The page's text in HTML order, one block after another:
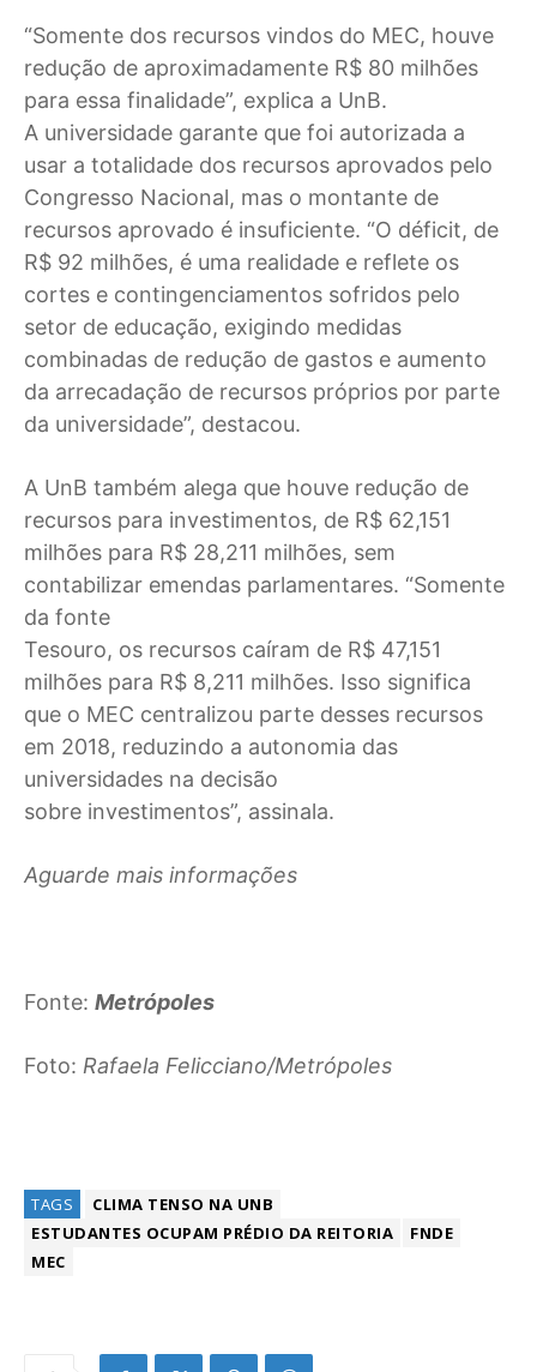
“Somente dos recursos vindos do MEC, houve
redução de aproximadamente R$ 80 milhões
para essa finalidade”, explica a UnB.
A universidade garante que foi autorizada a
usar a totalidade dos recursos aprovados pelo
Congresso Nacional, mas o montante de
recursos aprovado é insuficiente. “O déficit, de
R$ 92 milhões, é uma realidade e reflete os
cortes e contingenciamentos sofridos pelo
setor de educação, exigindo medidas
combinadas de redução de gastos e aumento
da arrecadação de recursos próprios por parte
da universidade”, destacou.
A UnB também alega que houve redução de
recursos para investimentos, de R$ 62,151
milhões para R$ 28,211 milhões, sem
contabilizar emendas parlamentares. “Somente
da fonte
Tesouro, os recursos caíram de R$ 47,151
milhões para R$ 8,211 milhões. Isso significa
que o MEC centralizou parte desses recursos
em 2018, reduzindo a autonomia das
universidades na decisão
sobre investimentos”, assinala.
Aguarde mais informações
Fonte: Metrópoles
Foto: Rafaela Felicciano/Metrópoles
TAGS
CLIMA TENSO NA UNB
ESTUDANTES OCUPAM PRÉDIO DA REITORIA
FNDE
MEC